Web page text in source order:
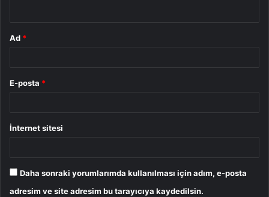
Ad *
E-posta *
İnternet sitesi
Daha sonraki yorumlarımda kullanılması için adım, e-posta
adresim ve site adresim bu tarayıcıya kaydedilsin.